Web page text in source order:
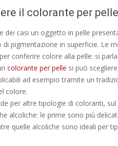
il colorante per pelle
dei casi un oggetto in pelle
di pigmentazione in superficie. Le
conferire colore alla pelle: si
colorante per pelle si può
ad esempio tramite un
colore.
per altre tipologie di coloranti,
alcoliche: le prime sono più
quelle alcoliche sono ideali per